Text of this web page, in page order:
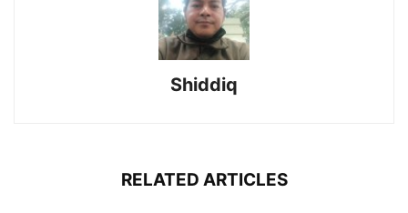
Shiddiq
RELATED ARTICLES